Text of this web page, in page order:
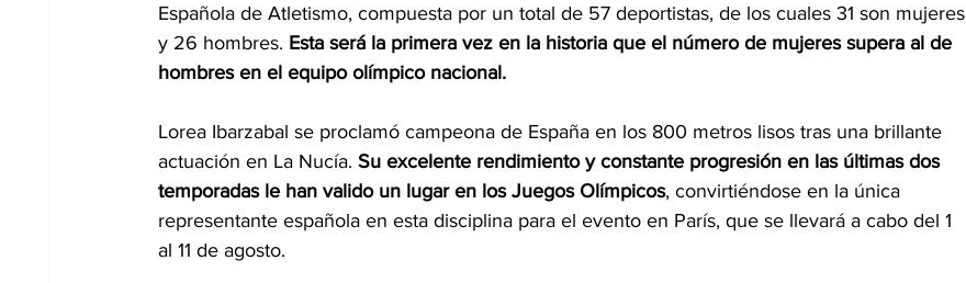
Española de Atletismo, compuesta por un total de 57 deportistas, de los cuales 31 son mujeres
y 26 hombres. Esta será la primera vez en la historia que el número de mujeres supera al de
hombres en el equipo olímpico nacional.
Lorea Ibarzabal se proclamó campeona de España en los 800 metros lisos tras una brillante
actuación en La Nucía. Su excelente rendimiento y constante progresión en las últimas dos
temporadas le han valido un lugar en los Juegos Olímpicos, convirtiéndose en la única
representante española en esta disciplina para el evento en París, que se llevará a cabo del 1
al 11 de agosto.